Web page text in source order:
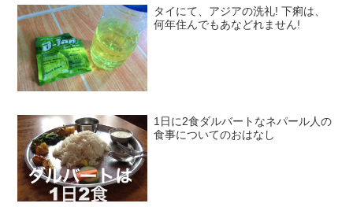
タイにて、アジアの洗礼! 下痢は、
何年住んでもあなどれません!
1日に2食ダルバートなネパール人の
食事についてのおはなし